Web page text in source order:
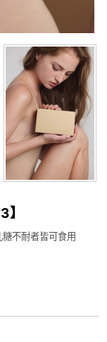
不耐者皆可食用